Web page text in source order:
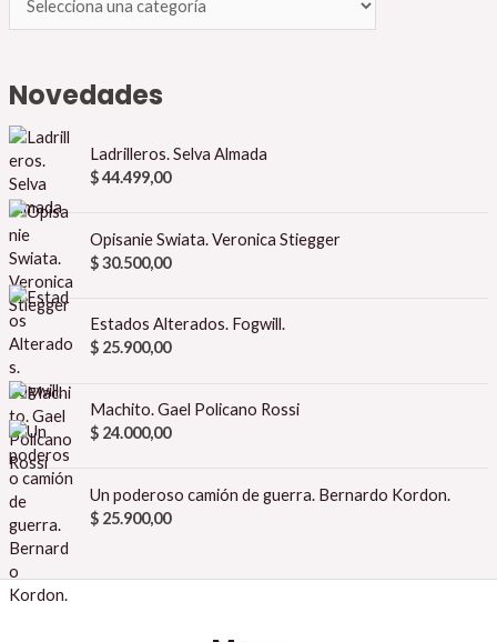
Novedades
Ladrilleros. Selva Almada
$44.499,00
Opisanie Swiata. Veronica Stiegger
$30.500,00
Estados Alterados. Fogwill.
$25.900,00
Machito. Gael Policano Rossi
$24.000,00
Un poderoso camión de guerra. Bernardo Kordon.
$25.900,00